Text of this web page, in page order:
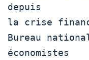
depuis
la crise
Bureau
économistes